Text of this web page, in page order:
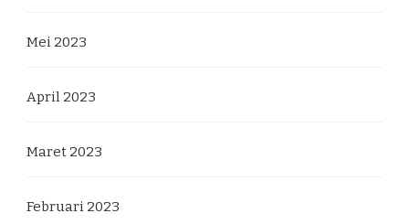
Mei 2023
April 2023
Maret 2023
Februari 2023